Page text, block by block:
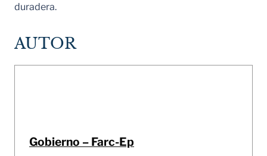
duradera.
AUTOR
Gobierno – Farc-Ep